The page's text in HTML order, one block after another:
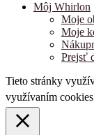
Môj Whirlon
Moje
Moje
Prejsť
Tieto stránky
využívaním